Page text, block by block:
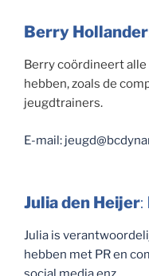
Berry Hollander
Berry coördineert
hebben, zoals de
jeugdtrainers.
E-mail:
Julia den Heijer:
Julia is
hebben met PR en